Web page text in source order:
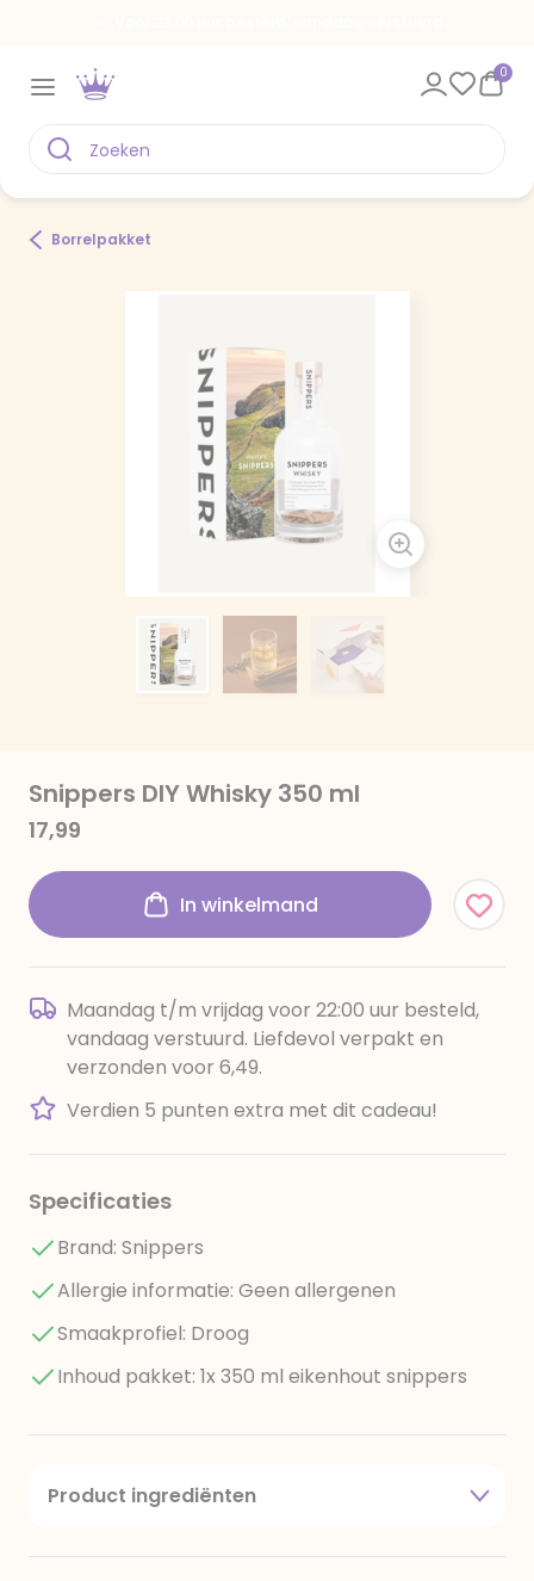
0
Borrelpakket
Snippers DIY Whisky 350 ml
17,99
In winkelmand
Maandag t/m vrijdag voor 22:00 uur besteld,
vandaag verstuurd. Liefdevol verpakt en
verzonden voor 6,49.
Verdien 5 punten extra met dit cadeau!
Specificaties
Brand: Snippers
Allergie informatie: Geen allergenen
Smaakprofiel: Droog
Inhoud pakket: 1x 350 ml eikenhout snippers
Product ingrediënten